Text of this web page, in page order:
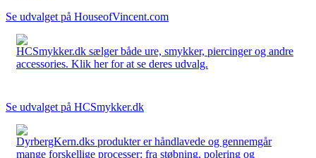
Se udvalget på HouseofVincent.com
HCSmykker.dk sælger både ure, smykker, piercinger og andre
accessories. Klik her for at se deres udvalg.
Se udvalget på HCSmykker.dk
DyrbergKern.dks produkter er håndlavede og gennemgår
mange forskellige processer: fra støbning, polering og